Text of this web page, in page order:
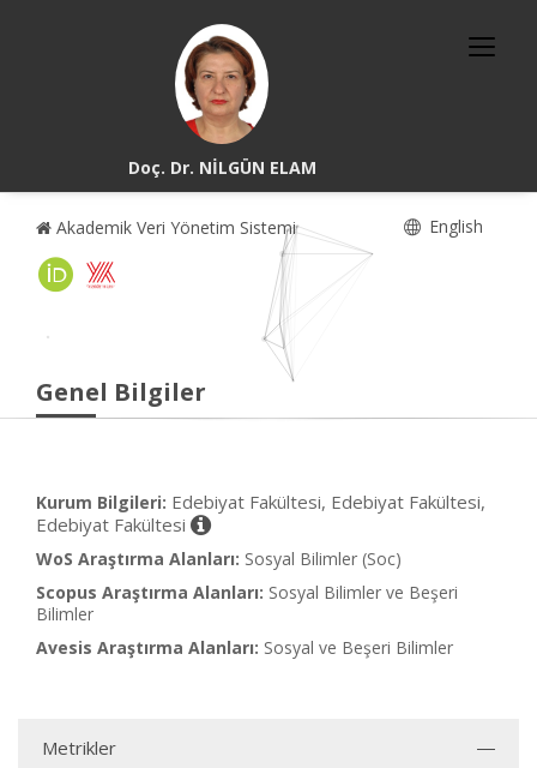
Doç. Dr. NİLGÜN ELAM
Akademik Veri Yönetim Sistemi English
Genel Bilgiler
Kurum Bilgileri: Edebiyat Fakültesi, Edebiyat Fakültesi,
Edebiyat Fakültesi
WoS Araştırma Alanları: Sosyal Bilimler (Soc)
Scopus Araştırma Alanları: Sosyal Bilimler ve Beşeri
Bilimler
Avesis Araştırma Alanları: Sosyal ve Beşeri Bilimler
Metrikler